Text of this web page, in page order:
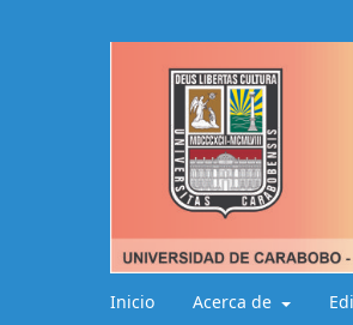
Inicio Acerca de